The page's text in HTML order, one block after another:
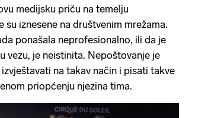
medijsku priču na temelju
su iznesene na društvenim mrežama.
ponašala neprofesionalno, ili da je
vezu, je neistinita. Nepoštovanje je
na takav način i pisati takve
priopćenju njezina tima.